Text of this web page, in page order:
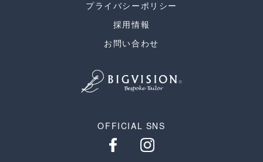
プライバシーポリシー
採用情報
お問い合わせ
OFFICIAL SNS